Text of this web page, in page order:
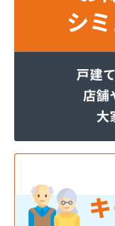
ヤオキン商事株
やまはちプロパ
ワカマツ株式会
芦川商事株式会
綾瀬燃料株式会
伊吹石油ガス株
井出燃料店
稲垣燃料店
羽田酸素株式会